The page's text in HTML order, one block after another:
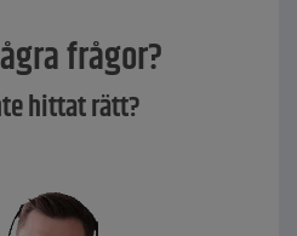
frågor?
hittat rätt?